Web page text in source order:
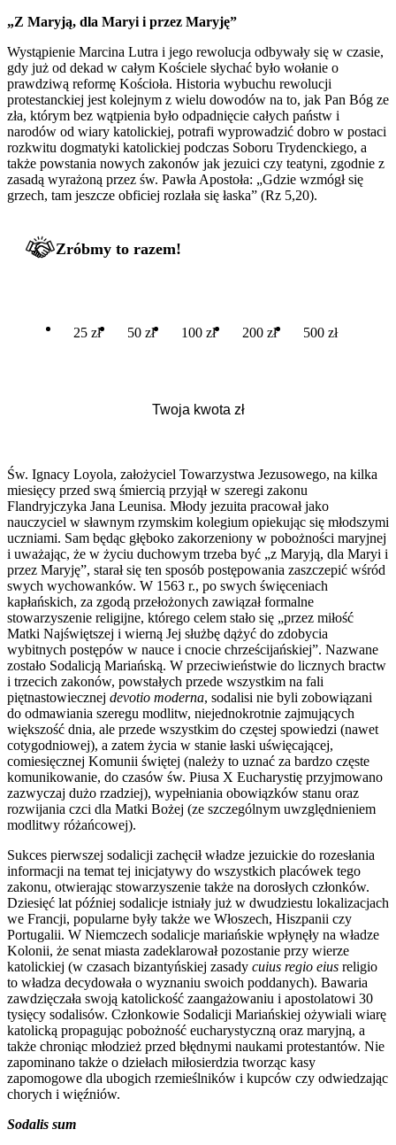
„Z Maryją, dla Maryi i przez Maryję”
Wystąpienie Marcina Lutra i jego rewolucja odbywały się w czasie,
gdy już od dekad w całym Kościele słychać było wołanie o
prawdziwą reformę Kościoła. Historia wybuchu rewolucji
protestanckiej jest kolejnym z wielu dowodów na to, jak Pan Bóg ze
zła, którym bez wątpienia było odpadnięcie całych państw i
narodów od wiary katolickiej, potrafi wyprowadzić dobro w postaci
rozkwitu dogmatyki katolickiej podczas Soboru Trydenckiego, a
także powstania nowych zakonów jak jezuici czy teatyni, zgodnie z
zasadą wyrażoną przez św. Pawła Apostoła: „Gdzie wzmógł się
grzech, tam jeszcze obficiej rozlała się łaska” (Rz 5,20).
Zróbmy to razem!
25 zł 50 zł 100 zł 200 zł 500 zł
Św. Ignacy Loyola, założyciel Towarzystwa Jezusowego, na kilka
miesięcy przed swą śmiercią przyjął w szeregi zakonu
Flandryjczyka Jana Leunisa. Młody jezuita pracował jako
nauczyciel w sławnym rzymskim kolegium opiekując się młodszymi
uczniami. Sam będąc głęboko zakorzeniony w pobożności maryjnej
i uważając, że w życiu duchowym trzeba być „z Maryją, dla Maryi i
przez Maryję”, starał się ten sposób postępowania zaszczepić wśród
swych wychowanków. W 1563 r., po swych święceniach
kapłańskich, za zgodą przełożonych zawiązał formalne
stowarzyszenie religijne, którego celem stało się „przez miłość
Matki Najświętszej i wierną Jej służbę dążyć do zdobycia
wybitnych postępów w nauce i cnocie chrześcijańskiej”. Nazwane
zostało Sodalicją Mariańską. W przeciwieństwie do licznych bractw
i trzecich zakonów, powstałych przede wszystkim na fali
piętnastowiecznej devotio moderna, sodalisi nie byli zobowiązani
do odmawiania szeregu modlitw, niejednokrotnie zajmujących
większość dnia, ale przede wszystkim do częstej spowiedzi (nawet
cotygodniowej), a zatem życia w stanie łaski uświęcającej,
comiesięcznej Komunii świętej (należy to uznać za bardzo częste
komunikowanie, do czasów św. Piusa X Eucharystię przyjmowano
zazwyczaj dużo rzadziej), wypełniania obowiązków stanu oraz
rozwijania czci dla Matki Bożej (ze szczególnym uwzględnieniem
modlitwy różańcowej).
Sukces pierwszej sodalicji zachęcił władze jezuickie do rozesłania
informacji na temat tej inicjatywy do wszystkich placówek tego
zakonu, otwierając stowarzyszenie także na dorosłych członków.
Dziesięć lat później sodalicje istniały już w dwudziestu lokalizacjach
we Francji, popularne były także we Włoszech, Hiszpanii czy
Portugalii. W Niemczech sodalicje mariańskie wpłynęły na władze
Kolonii, że senat miasta zadeklarował pozostanie przy wierze
katolickiej (w czasach bizantyńskiej zasady cuius regio eius religio
to władza decydowała o wyznaniu swoich poddanych). Bawaria
zawdzięczała swoją katolickość zaangażowaniu i apostolatowi 30
tysięcy sodalisów. Członkowie Sodalicji Mariańskiej ożywiali wiarę
katolicką propagując pobożność eucharystyczną oraz maryjną, a
także chroniąc młodzież przed błędnymi naukami protestantów. Nie
zapominano także o dziełach miłosierdzia tworząc kasy
zapomogowe dla ubogich rzemieślników i kupców czy odwiedzając
chorych i więźniów.
Sodalis sum